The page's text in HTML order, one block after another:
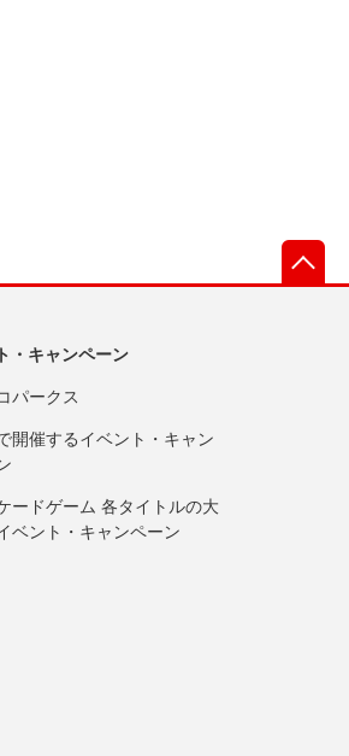
・キャンペーン
パークス
開催するイベント・キャン
ードゲーム 各タイトルの大
ベント・キャンペーン